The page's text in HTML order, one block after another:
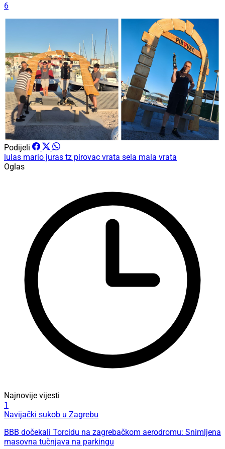
6
Podijeli
lulas mario juras tz pirovac vrata sela mala vrata
Oglas
Najnovije vijesti
1
Navijački sukob u Zagrebu
BBB dočekali Torcidu na zagrebačkom aerodromu: Snimljena
masovna tučnjava na parkingu